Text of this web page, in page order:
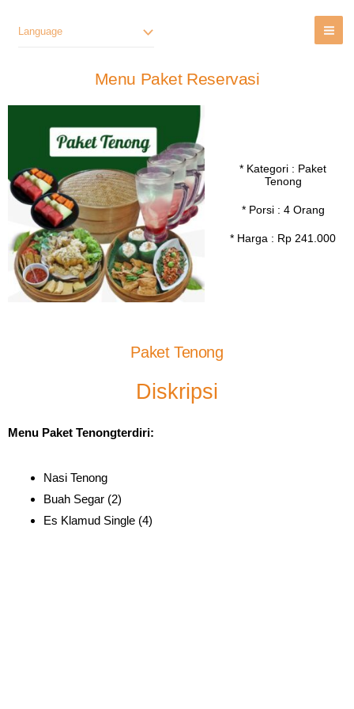
Language
Menu Paket Reservasi
* Kategori : Paket
Tenong
* Porsi : 4 Orang
* Harga : Rp 241.000
Paket Tenong
Diskripsi
Menu Paket Tenongterdiri:
Nasi Tenong
Buah Segar (2)
Es Klamud Single (4)